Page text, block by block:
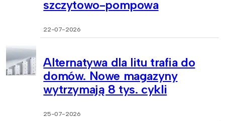
szczytowo-pompowa
22-07-2026
Alternatywa dla litu trafia do
domów. Nowe magazyny
wytrzymają 8 tys. cykli
25-07-2026